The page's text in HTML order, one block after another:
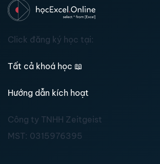
Click đăng ký học tại:
Tất cả khoá học 📖
Hướng dẫn kích hoạt
Công ty TNHH Zeitgeist
MST: 0315976395